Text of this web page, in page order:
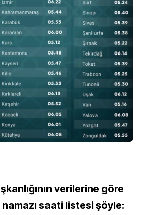
verilerine göre
saati listesi şöyle: